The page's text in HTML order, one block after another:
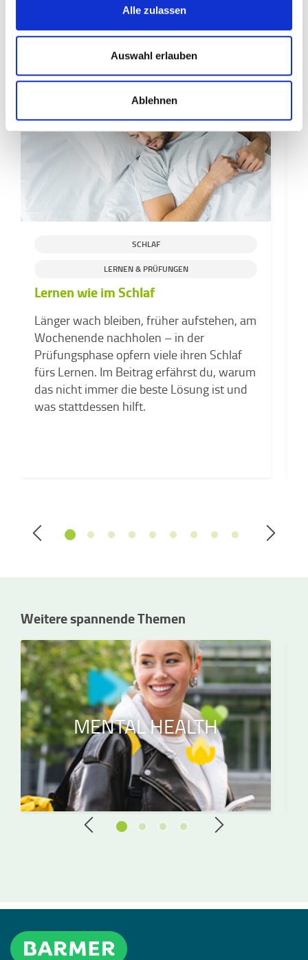
Alle zulassen
Auswahl erlauben
Ablehnen
Ähnliche Beiträge
SCHLAF
LERNEN & PRÜFUNGEN
Lernen wie im Schlaf
Länger wach bleiben, früher aufstehen, am
Wochenende nachholen – in der
Prüfungsphase opfern viele ihren Schlaf
fürs Lernen. Im Beitrag erfährst du, warum
das nicht immer die beste Lösung ist und
was stattdessen hilft.
Weitere spannende Themen
MENTAL HEALTH